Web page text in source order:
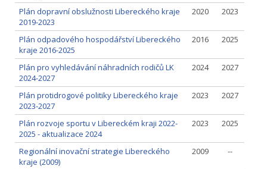
Plán dopravní obslužnosti Libereckého kraje
2019-2023
2020 2023
Plán odpadového hospodářství Libereckého
kraje 2016-2025
2016 2025
Plán pro vyhledávání náhradních rodičů LK
2024-2027
2024 2027
Plán protidrogové politiky Libereckého kraje
2023-2027
2023 2027
Plán rozvoje sportu v Libereckém kraji 2022-
2025 - aktualizace 2024
2023 2025
Regionální inovační strategie Libereckého
kraje (2009)
2009 --